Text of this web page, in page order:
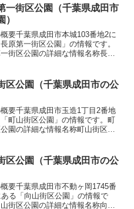
じゃぶじゃぶ池（噴水）、展望
船型...
一街区公園（千葉県成田市
）
要千葉県成田市本城103番地2に
原第一街区公園」の情報です。
街区公園の詳細な情報名称長原
型遊具、ジャングルジム、ブラ
プリン...
区公園（千葉県成田市の公
要千葉県成田市玉造1丁目2番地
町山街区公園」の情報です。町
園の詳細な情報名称町山街区公
り台、ロープ遊具、クライミン
ル）、雲梯、...
区公園（千葉県成田市の公
要千葉県成田市不動ヶ岡1745番
る「向山街区公園」の情報で
街区公園の詳細な情報名称向山